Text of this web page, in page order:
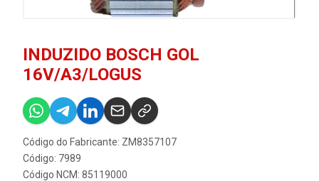
INDUZIDO BOSCH GOL
16V/A3/LOGUS
Código do Fabricante: ZM8357107
Código: 7989
Código NCM: 85119000